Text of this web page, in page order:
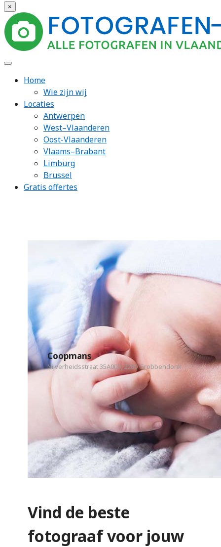
×
Home
Wie zijn wij
Locaties
Antwerpen
West–Vlaanderen
Oost-Vlaanderen
Vlaams–Brabant
Limburg
Brussel
Gratis offertes
Coopmans
Nijverheidsstraat 35A000, 2280 Grobbendonk
Vind de beste
fotograaf voor jouw